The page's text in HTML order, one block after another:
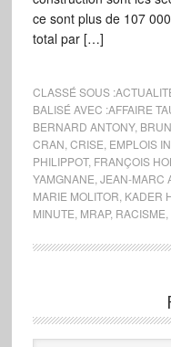
ce sont plus de 107
total par […]
CLASSÉ SOUS :
BALISÉ AVEC :AFFAIRE
BERNARD ANTONY,
CRAN CRISE EMPLOIS
PHILIPPOT, FRANÇOIS
YAMGNANE JEAN-MARC
MARIE MOLITOR KADER
MINUTE MRAP, RACISME